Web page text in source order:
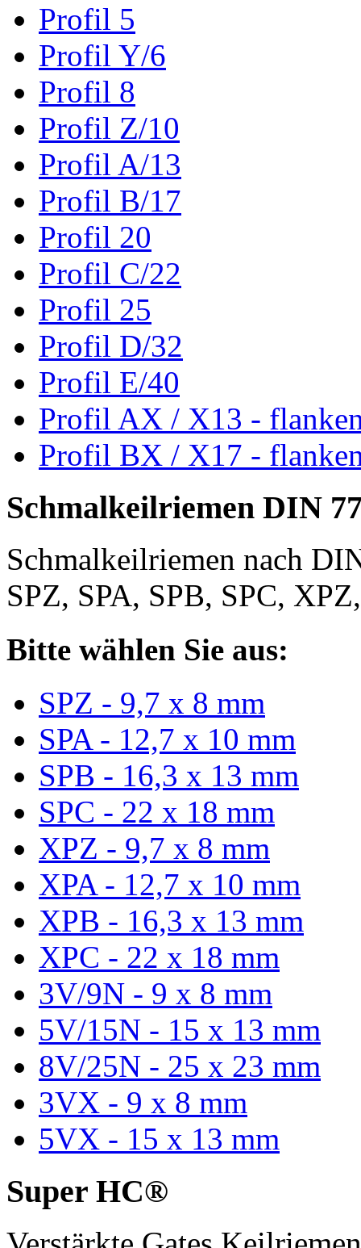
Profil 5
Profil Y/6
Profil 8
Profil Z/10
Profil A/13
Profil B/17
Profil 20
Profil C/22
Profil 25
Profil D/32
Profil E/40
Profil AX / X13 -
Profil BX / X17 -
Schmalkeilriemen DIN
Schmalkeilriemen nach
SPZ, SPA, SPB, SPC,
Bitte wählen Sie aus:
SPZ - 9,7 x 8 mm
SPA - 12,7 x 10 mm
SPB - 16,3 x 13 mm
SPC - 22 x 18 mm
XPZ - 9,7 x 8 mm
XPA - 12,7 x 10 mm
XPB - 16,3 x 13 mm
XPC - 22 x 18 mm
3V/9N - 9 x 8 mm
5V/15N - 15 x 13 mm
8V/25N - 25 x 23 mm
3VX - 9 x 8 mm
5VX - 15 x 13 mm
Super HC®